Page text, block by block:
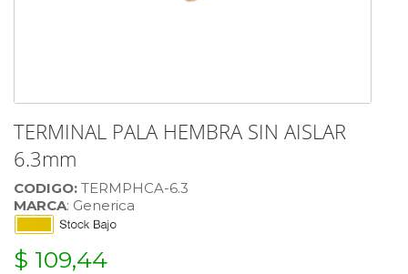
TERMINAL PALA HEMBRA SIN AISLAR
6.3mm
CODIGO: TERMPHCA-6.3
MARCA: Generica
$ 109,44